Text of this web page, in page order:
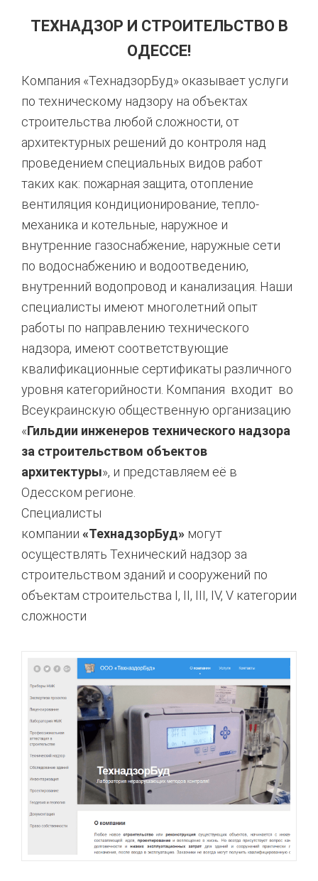
ТЕХНАДЗОР И СТРОИТЕЛЬСТВО В
ОДЕССЕ!
Компания «ТехнадзорБуд» оказывает услуги
по техническому надзору на объектах
строительства любой сложности, от
архитектурных решений до контроля над
проведением специальных видов работ
таких как: пожарная защита, отопление
вентиляция кондиционирование, тепло-
механика и котельные, наружное и
внутренние газоснабжение, наружные сети
по водоснабжению и водоотведению,
внутренний водопровод и канализация. Наши
специалисты имеют многолетний опыт
работы по направлению технического
надзора, имеют соответствующие
квалификационные сертификаты различного
уровня категорийности. Компания входит во
Всеукраинскую общественную организацию
«Гильдии инженеров технического надзора
за строительством объектов
архитектуры», и представляем её в
Одесском регионе.
Специалисты
компании «ТехнадзорБуд» могут
осуществлять Технический надзор за
строительством зданий и сооружений по
объектам строительства I, II, III, IV, V категории
сложности